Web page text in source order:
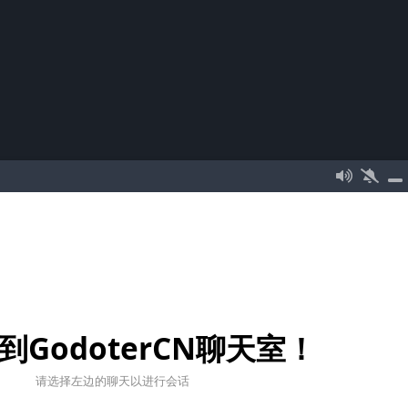
GodoterCN聊天室！
请选择左边的聊天以进行会话